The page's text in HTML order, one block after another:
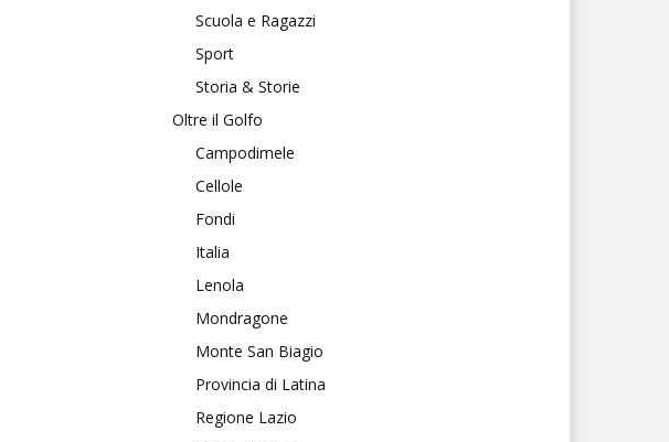
Scuola e Ragazzi
Sport
Storia & Storie
Oltre il Golfo
Campodimele
Cellole
Fondi
Italia
Lenola
Mondragone
Monte San Biagio
Provincia di Latina
Regione Lazio